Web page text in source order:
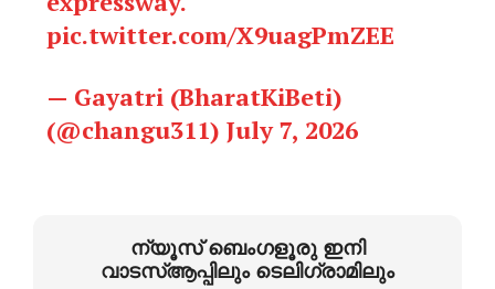
pic.twitter.com/X9uagPmZEE
— Gayatri (BharatKiBeti)
(@changu311) July 7, 2026
ന്യൂസ് ബെംഗളൂരു ഇനി
വാടസ്ആപ്പിലും ടെലിഗ്രാമിലും